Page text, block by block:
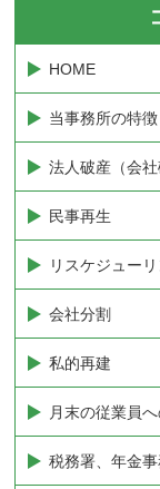
HOME
当事務所の特徴
法人破産（会
民事再生
リスケジュー
会社分割
私的再建
月末の従業員
税務署、年金